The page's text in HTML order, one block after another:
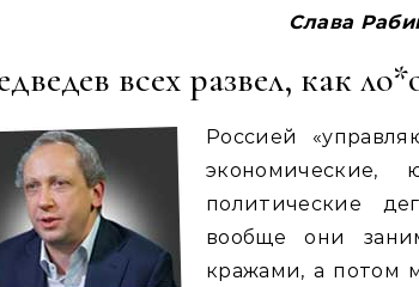
Слава
всех развел, как
Россией
экономические,
политические
вообще они
кражами, а потом